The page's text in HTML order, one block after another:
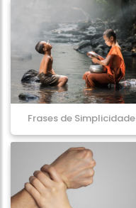
Frases de Simplicidade